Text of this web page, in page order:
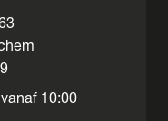
10:00